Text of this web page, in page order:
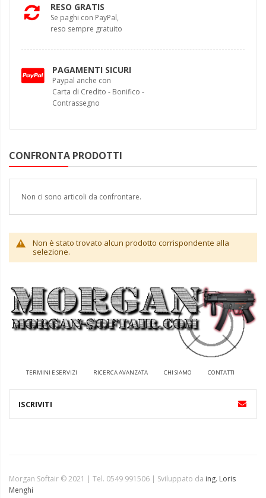
RESO GRATIS
Se paghi con PayPal,
reso sempre gratuito
PAGAMENTI SICURI
Paypal anche con
Carta di Credito - Bonifico -
Contrassegno
CONFRONTA PRODOTTI
Non ci sono articoli da confrontare.
Non è stato trovato alcun prodotto corrispondente alla
selezione.
TERMINI E SERVIZI RICERCA AVANZATA CHI SIAMO CONTATTI
Morgan Softair © 2021 | Tel. 0549 991506 | Sviluppato da ing. Loris
Menghi